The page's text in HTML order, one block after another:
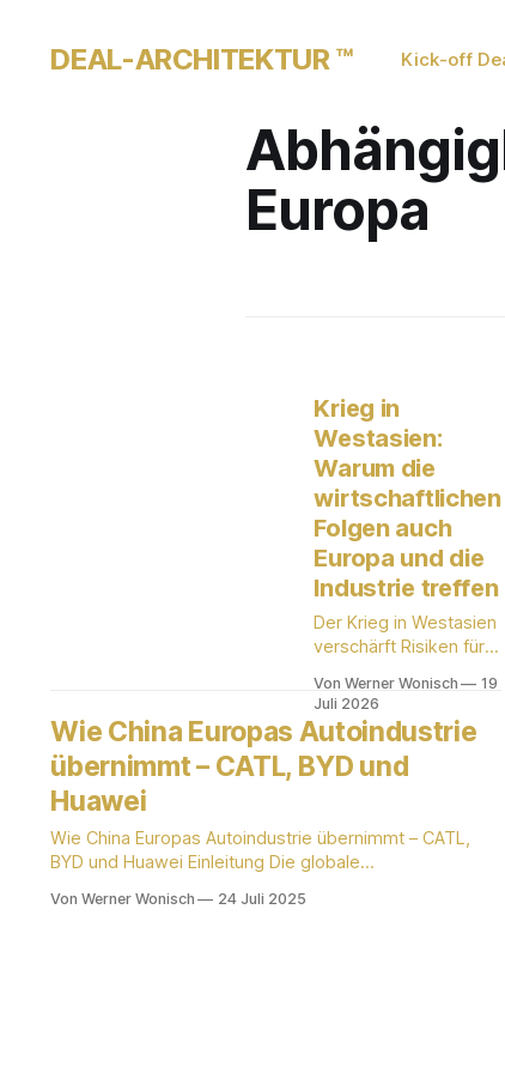
DEAL-ARCHITEKTUR ™ Kick-off
Europa
Krieg in
Westasien:
Warum die
wirtschaftlichen
Folgen auch
Europa und die
Industrie treffen
Der Krieg in Westasien
verschärft Risiken für
Lieferketten und
Inflation. Was
Unternehmen in
Europa jetzt wissen
Von Werner Wonisch
19
Juli 2026
Wie China Europas Autoindustrie
übernimmt – CATL, BYD und
Huawei
Wie China Europas Autoindustrie übernimmt – CATL,
BYD und Huawei Einleitung Die globale
Wandel. Lange Zeit war das Kräfteverhältnis klar
Von Werner Wonisch 24 Juli 2025